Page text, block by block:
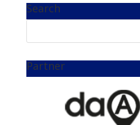
Search
Partner